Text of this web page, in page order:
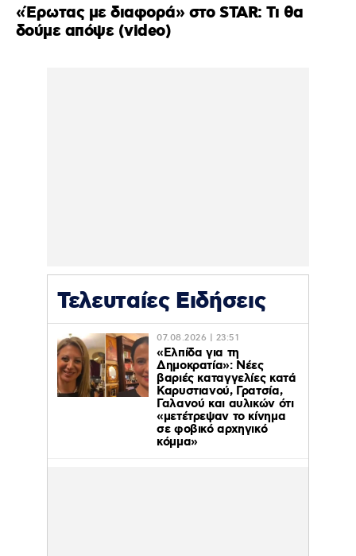
«Έρωτας με διαφορά» στο STAR: Τι θα
δούμε απόψε (video)
Τελευταίες Ειδήσεις
07.08.2026 | 23:51
«Ελπίδα για τη
Δημοκρατία»: Νέες
βαριές καταγγελίες κατά
Καρυστιανού, Γρατσία,
Γαλανού και αυλικών ότι
«μετέτρεψαν το κίνημα
σε φοβικό αρχηγικό
κόμμα»